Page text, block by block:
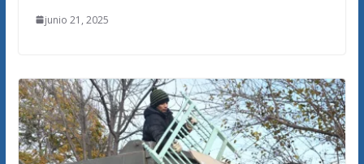
junio 21, 2025